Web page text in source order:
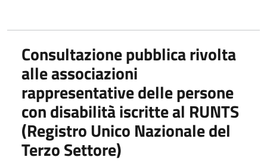
Consultazione pubblica rivolta
alle associazioni
rappresentative delle persone
con disabilità iscritte al RUNTS
(Registro Unico Nazionale del
Terzo Settore)